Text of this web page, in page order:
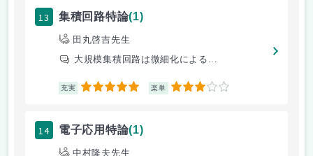
13 集積回路特論(1)
田丸啓吉先生
大規模集積回路は微細化による...
充実 5 楽単 3
14 電子応用特論(1)
中村隆夫先生